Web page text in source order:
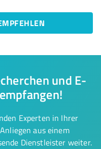
und E-
Experten in Ihrer
aus einem
Dienstleister weiter.